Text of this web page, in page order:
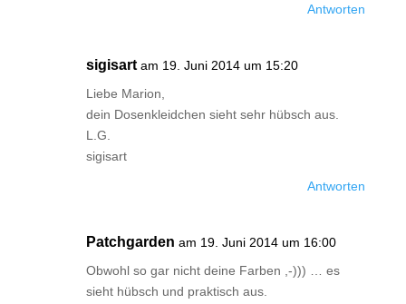
Antworten
sigisart am 19. Juni 2014 um 15:20
Liebe Marion,
dein Dosenkleidchen sieht sehr hübsch aus.
L.G.
sigisart
Antworten
Patchgarden am 19. Juni 2014 um 16:00
Obwohl so gar nicht deine Farben ,-))) … es
sieht hübsch und praktisch aus.